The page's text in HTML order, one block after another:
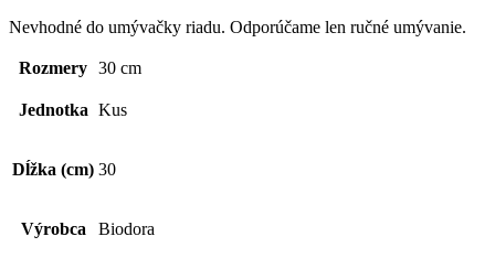
Nevhodné do umývačky riadu. Odporúčame len ručné umývanie.
Rozmery 30 cm
Jednotka Kus
Dĺžka (cm) 30
Výrobca Biodora